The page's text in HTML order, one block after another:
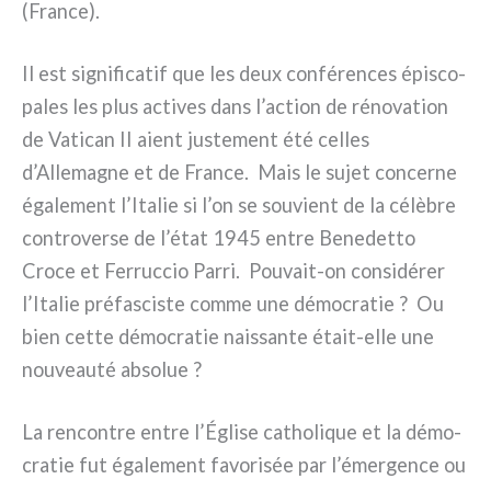
(France).
Il est signi­fi­ca­tif que les deux con­fé­ren­ces épi­sco­
pa­les les plus acti­ves dans l’action de réno­va­tion
de Vatican II aient juste­ment été cel­les
d’Allemagne et de France. Mais le sujet con­cer­ne
éga­le­ment l’Italie si l’on se sou­vient de la célè­bre
con­tro­ver­se de l’état 1945 entre Benedetto
Croce et Ferruccio Parri. Pouvait-on con­si­dé­rer
l’Italie pré­fa­sci­ste com­me une démo­cra­tie ? Ou
bien cet­te démo­cra­tie nais­san­te était-elle une
nou­veau­té abso­lue ?
La ren­con­tre entre l’Église catho­li­que et la démo­
cra­tie fut éga­le­ment favo­ri­sée par l’émergence ou